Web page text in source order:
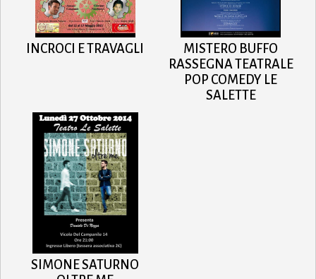
INCROCI E TRAVAGLI
MISTERO BUFFO
RASSEGNA TEATRALE
POP COMEDY LE
SALETTE
SIMONE SATURNO